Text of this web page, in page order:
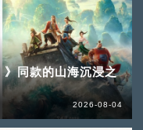
同款的山海沉浸之
2026-08-04